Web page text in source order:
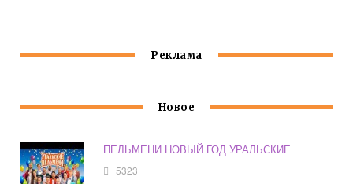
Реклама
Новое
ПЕЛЬМЕНИ НОВЫЙ ГОД УРАЛЬСКИЕ
5323